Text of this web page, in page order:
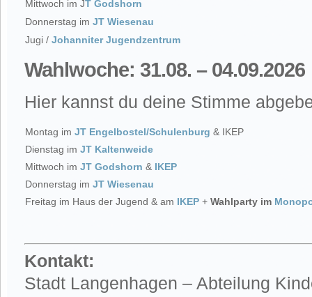
Mittwoch im JT Godshorn
Donnerstag im JT Wiesenau
Jugi / Johanniter Jugendzentrum
Wahlwoche: 31.08. – 04.09.2026
Hier kannst du deine Stimme
Montag im JT Engelbostel/Schulenburg & IKEP
Dienstag im JT Kaltenweide
Mittwoch im JT Godshorn & IKEP
Donnerstag im JT Wiesenau
Freitag im Haus der Jugend & am IKEP + Wahlparty im
Kontakt:
Stadt Langenhagen – Abteilung